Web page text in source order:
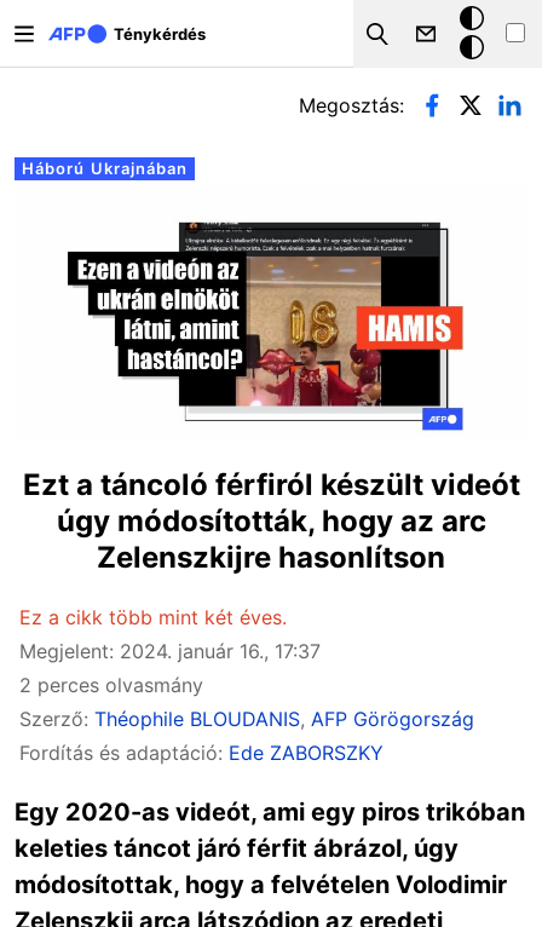
Ténykérdés
Search
Sötét
mód
Elsődleges fülek
Háború Ukrajnában
Megosztás:
Ezt a táncoló férfiról készült videót
úgy módosították, hogy az arc
Zelenszkijre hasonlítson
Ez a cikk több mint két éves.
Megjelent: 2024. január 16., 17:37
2 perces olvasmány
Szerző: Théophile BLOUDANIS, AFP Görögország
Fordítás és adaptáció: Ede ZABORSZKY
Egy 2020-as videót, ami egy piros trikóban
keleties táncot járó férfit ábrázol, úgy
módosítottak, hogy a felvételen Volodimir
Zelenszkij arca látszódjon az eredeti